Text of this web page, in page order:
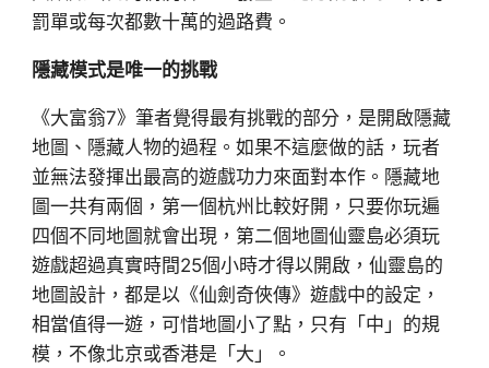
罰單或每次都數十萬的過路費。
隱藏模式是唯一的挑戰
《大富翁7》筆者覺得最有挑戰的部分，是開啟隱藏
地圖、隱藏人物的過程。如果不這麼做的話，玩者
並無法發揮出最高的遊戲功力來面對本作。隱藏地
圖一共有兩個，第一個杭州比較好開，只要你玩遍
四個不同地圖就會出現，第二個地圖仙靈島必須玩
遊戲超過真實時間25個小時才得以開啟，仙靈島的
地圖設計，都是以《仙劍奇俠傳》遊戲中的設定，
相當值得一遊，可惜地圖小了點，只有「中」的規
模，不像北京或香港是「大」。